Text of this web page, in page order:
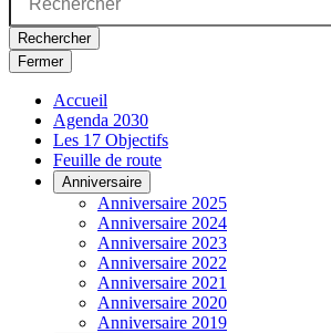
Rechercher
Fermer
Accueil
Agenda 2030
Les 17 Objectifs
Feuille de route
Anniversaire
Anniversaire 2025
Anniversaire 2024
Anniversaire 2023
Anniversaire 2022
Anniversaire 2021
Anniversaire 2020
Anniversaire 2019